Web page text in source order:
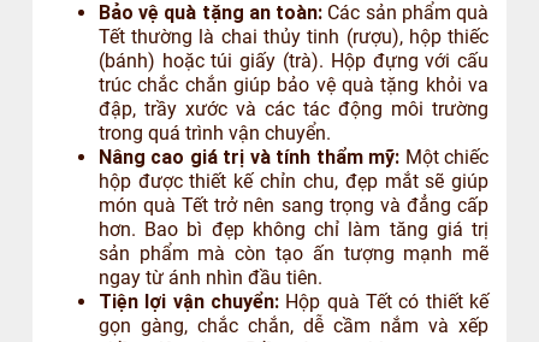
Bảo vệ quà tặng an toàn: Các sản phẩm quà
Tết thường là chai thủy tinh (rượu), hộp thiếc
(bánh) hoặc túi giấy (trà). Hộp đựng với cấu
trúc chắc chắn giúp bảo vệ quà tặng khỏi va
đập, trầy xước và các tác động môi trường
trong quá trình vận chuyển.
Nâng cao giá trị và tính thẩm mỹ: Một chiếc
hộp được thiết kế chỉn chu, đẹp mắt sẽ giúp
món quà Tết trở nên sang trọng và đẳng cấp
hơn. Bao bì đẹp không chỉ làm tăng giá trị
sản phẩm mà còn tạo ấn tượng mạnh mẽ
ngay từ ánh nhìn đầu tiên.
Tiện lợi vận chuyển: Hộp quà Tết có thiết kế
gọn gàng, chắc chắn, dễ cầm nắm và xếp